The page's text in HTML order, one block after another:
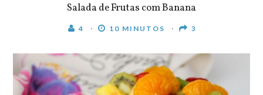
Salada de Frutas com Banana
4 10 MINUTOS 3